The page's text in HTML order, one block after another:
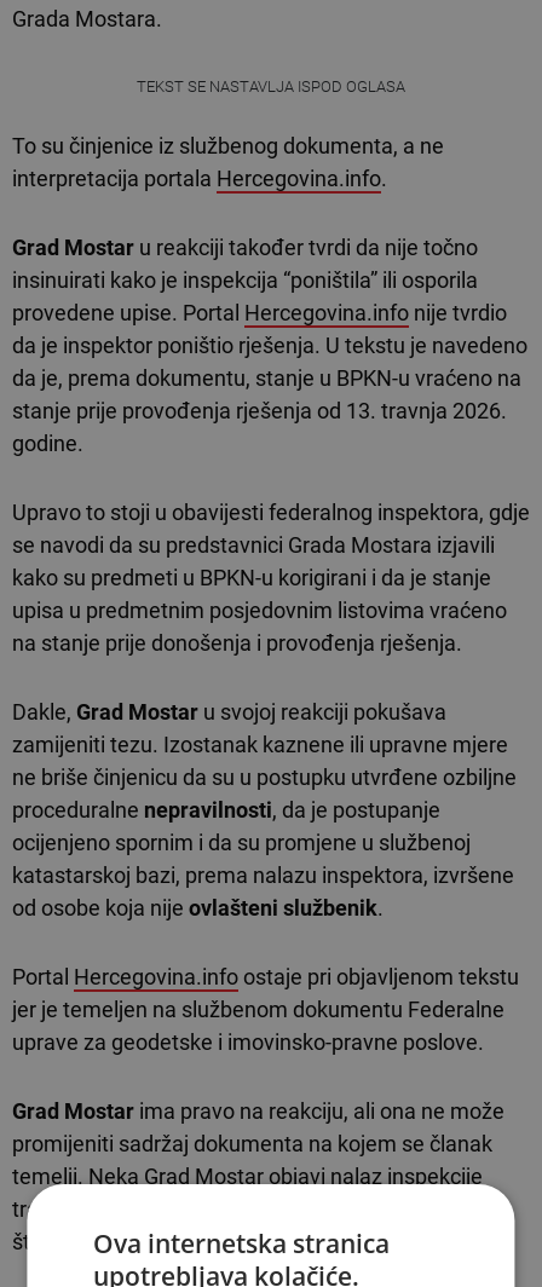
Grada Mostara.
TEKST SE NASTAVLJA ISPOD OGLASA
To su činjenice iz službenog dokumenta, a ne
interpretacija portala Hercegovina.info.
Grad Mostar u reakciji također tvrdi da nije točno
insinuirati kako je inspekcija “poništila” ili osporila
provedene upise. Portal Hercegovina.info nije tvrdio
da je inspektor poništio rješenja. U tekstu je navedeno
da je, prema dokumentu, stanje u BPKN-u vraćeno na
stanje prije provođenja rješenja od 13. travnja 2026.
godine.
Upravo to stoji u obavijesti federalnog inspektora, gdje
se navodi da su predstavnici Grada Mostara izjavili
kako su predmeti u BPKN-u korigirani i da je stanje
upisa u predmetnim posjedovnim listovima vraćeno
na stanje prije donošenja i provođenja rješenja.
Dakle, Grad Mostar u svojoj reakciji pokušava
zamijeniti tezu. Izostanak kaznene ili upravne mjere
ne briše činjenicu da su u postupku utvrđene ozbiljne
proceduralne nepravilnosti, da je postupanje
ocijenjeno spornim i da su promjene u službenoj
katastarskoj bazi, prema nalazu inspektora, izvršene
od osobe koja nije ovlašteni službenik.
Portal Hercegovina.info ostaje pri objavljenom tekstu
jer je temeljen na službenom dokumentu Federalne
uprave za geodetske i imovinsko-pravne poslove.
Grad Mostar ima pravo na reakciju, ali ona ne može
promijeniti sadržaj dokumenta na kojem se članak
temelji. Neka Grad Mostar objavi nalaz inspekcije
transparentno, pa neka onda javnost sama prosudi
što je inspektor napisao.
Ova internetska stranica
upotrebljava kolačiće.